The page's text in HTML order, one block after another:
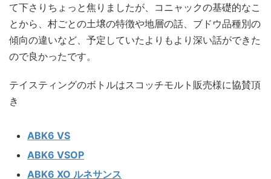
て下さりちょっと焦りましたが、コニャックの基礎的なこ
とから、村ごとの土壌の特徴や地層の話、ブドウ品種別の
傾向の違いなど、予定していたよりもより深い話ができた
ので良かったです。
テイスティングのボトルはスコッチモルト販売様に協賛頂
き
ABK6 VS
ABK6 VSOP
ABK6 XO ルネサンス